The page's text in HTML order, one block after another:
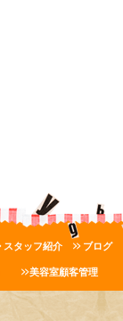
スタッフ紹介 ブログ
美容室顧客管理